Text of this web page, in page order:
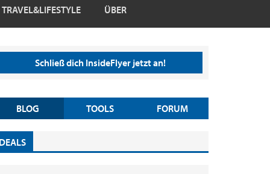
TRAVEL&LIFESTYLE ÜBER
Schließ dich InsideFlyer jetzt an!
BLOG TOOLS FORUM
DEALS